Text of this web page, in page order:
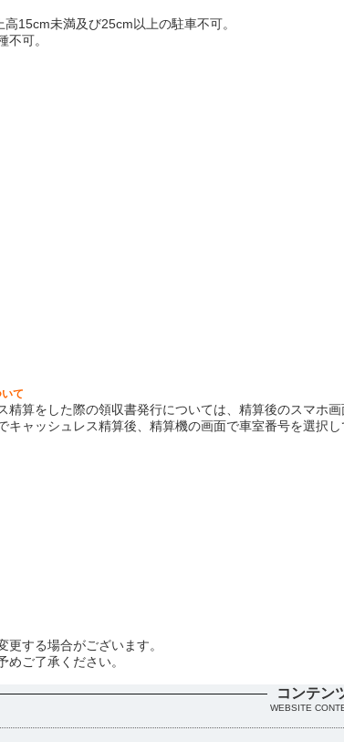
15cm未満及び25cm以上の駐車不可。
可。
て
算をした際の領収書発行については、精算後のスマホ
ャッシュレス精算後、精算機の画面で車室番号を選択
する場合がございます。
ご了承ください。
コンテン
WEBSITE